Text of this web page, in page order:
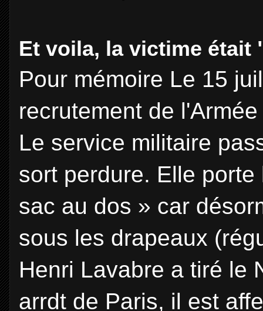
Et voila, la victime était
Pour mémoire Le 15
recrutement de
Le service militaire
sort perdure. Elle
sac au dos » car
sous les drapeaux
Henri Lavabre a tiré le
arrdt de Paris, il est